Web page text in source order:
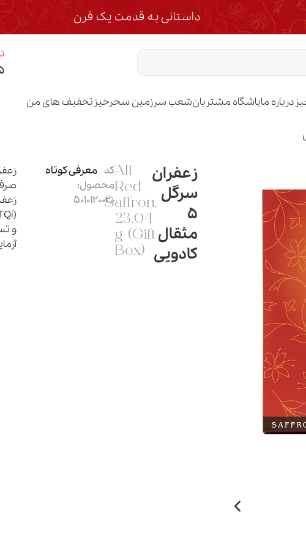
داستانی به قدمت یک قرن
درباره ماباشگاه مشتریانشعب سرزمین سحرخیز تخفیف های من
زعفران
سرگل
5
مثقال
کادویی
All
Red
Saffron,
23.04
g (Gift
Box)
کد
محصول:
5010120020
معرفی کوتاه
و